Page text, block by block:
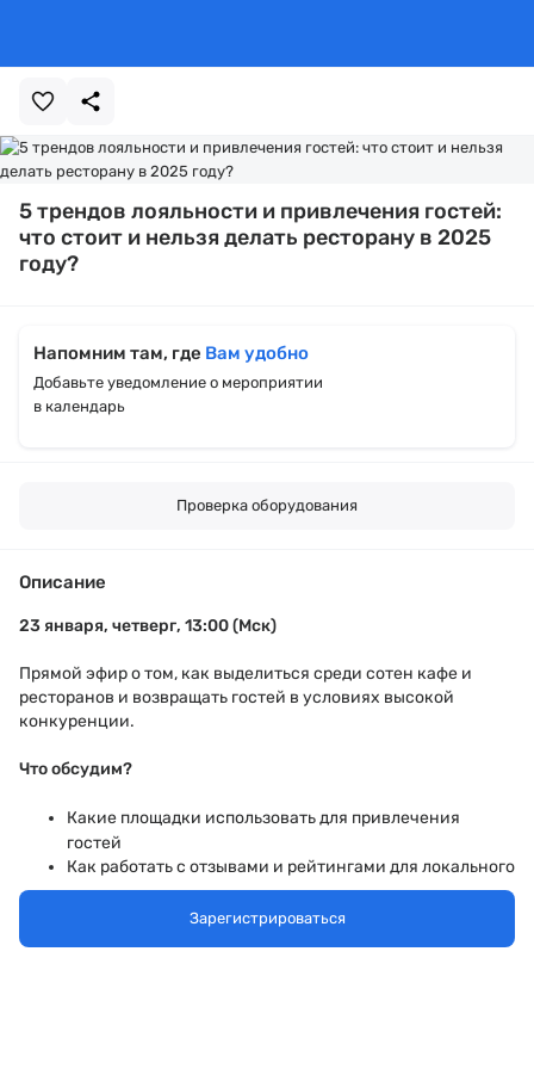
5 трендов лояльности и привлечения гостей:
что стоит и нельзя делать ресторану в 2025
году?
Напомним там, где Вам удобно
Добавьте уведомление о мероприятии
в календарь
Проверка оборудования
Описание
23 января, четверг, 13:00 (Мск)
Прямой эфир о том, как выделиться среди сотен кафе и
ресторанов и возвращать гостей в условиях высокой
конкуренции.
Что обсудим?
Какие площадки использовать для привлечения
гостей
Как работать с отзывами и рейтингами для локального
продвижения
Какие механики лояльности для возврата гостей
Зарегистрироваться